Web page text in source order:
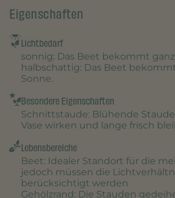
Eigenschaften
Lichtbedarf
sonnig: Das Beet bekommt
halbschattig: Das Beet
Sonne.
Besondere Eigenschaften
Schnittstaude: Blühende
Vase wirken und lange frisch
Lebensbereiche
Beet: Idealer Standort für die
jedoch müssen die
berücksichtigt werden
Gehölzrand: Die Stauden